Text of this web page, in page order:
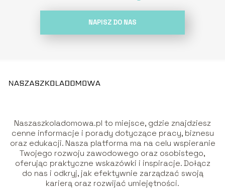
NAPISZ DO NAS
Naszaszkoladomowa.pl to miejsce, gdzie znajdziesz
cenne informacje i porady dotyczące pracy, biznesu
oraz edukacji. Nasza platforma ma na celu wspieranie
Twojego rozwoju zawodowego oraz osobistego,
oferując praktyczne wskazówki i inspiracje. Dołącz
do nas i odkryj, jak efektywnie zarządzać swoją
karierą oraz rozwijać umiejętności.